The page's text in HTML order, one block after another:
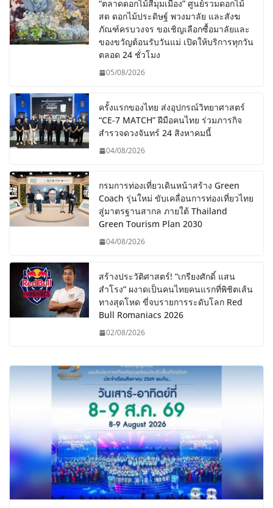
“ตลาดดอกไม้สี่มุมเมือง” ศูนย์รวมดอกไม้
สด ดอกไม้ประดิษฐ์ พวงมาลัย และสังฆ
ภัณฑ์ครบวงจร ขอเชิญเลือกซื้อมาลัยและ
ของขวัญต้อนรับวันแม่ เปิดให้บริการทุกวัน
ตลอด 24 ชั่วโมง
05/08/2026
ครั้งแรกของไทย ส่งอุปกรณ์วิทยาศาสตร์
“CE-7 MATCH” ฝีมือคนไทย ร่วมภารกิจ
สำรวจดวงจันทร์ 24 สิงหาคมนี้
04/08/2026
กรมการท่องเที่ยวเดินหน้าสร้าง Green
Coach รุ่นใหม่ ขับเคลื่อนการท่องเที่ยวไทย
สู่มาตรฐานสากล ภายใต้ Thailand
Green Tourism Plan 2030
04/08/2026
สร้างประวัติศาสตร์! “เกรียงศักดิ์ แสน
สำโรง” ผงาดเป็นคนไทยคนแรกที่พิชิตเส้น
ทางสุดโหด ขี่จบรายการระดับโลก Red
Bull Romaniacs 2026
02/08/2026